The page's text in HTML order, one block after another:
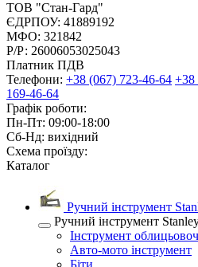
ТОВ "Стан-Гард"
ЄДРПОУ: 41889192
МФО: 321842
Р/Р: 26006053025043
Платник ПДВ
Телефони: +38 (067) 723-46-64 +38
169-46-64
Графік роботи:
Пн-Пт: 09:00-18:00
Сб-Нд: вихідний
Схема проїзду:
Каталог
Ручний інструмент
Ручний інструмент
Інструмент
Авто-мото інструмент
Біти